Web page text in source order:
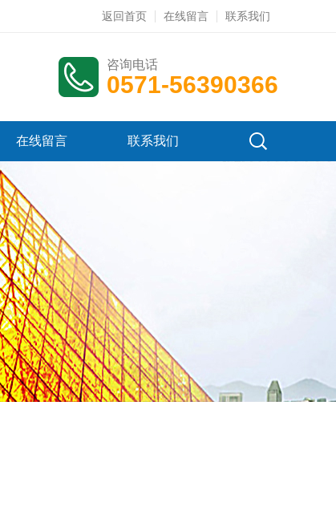
返回首页 在线留言 联系我们
咨询电话
0571-56390366
在线留言 联系我们